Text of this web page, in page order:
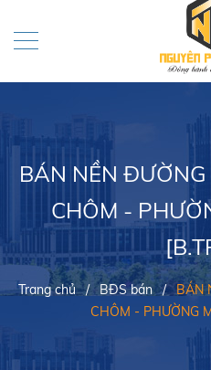
BÁN NỀN
CHÔM -
Trang chủ / BĐS bán / BÁN
CHÔM - PHƯỜNG